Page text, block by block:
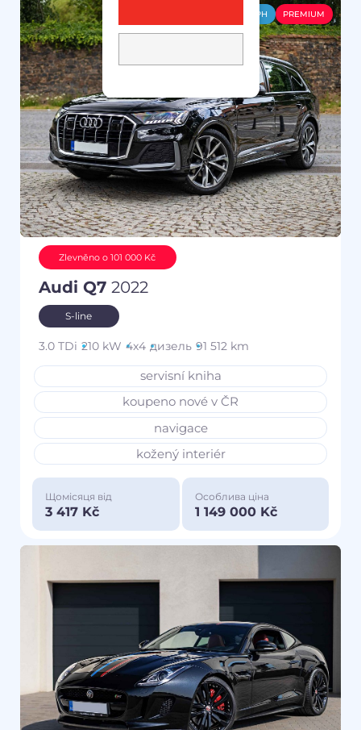
-DPH PREMIUM
Zlevněno o 101 000 Kč
Audi Q7 2022
S-line
3.0 TDi 210 kW 4x4 дизель 91 512 km
servisní kniha
koupeno nové v ČR
navigace
kožený interiér
Щомісяця від
3 417 Kč
Особлива ціна
1 149 000 Kč